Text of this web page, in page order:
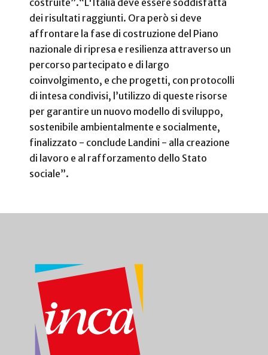
costruite”.“L'Italia deve essere soddisfatta
dei risultati raggiunti. Ora però si deve
affrontare la fase di costruzione del Piano
nazionale di ripresa e resilienza attraverso un
percorso partecipato e di largo
coinvolgimento, e che progetti, con protocolli
di intesa condivisi, l’utilizzo di queste risorse
per garantire un nuovo modello di sviluppo,
sostenibile ambientalmente e socialmente,
finalizzato - conclude Landini - alla creazione
di lavoro e al rafforzamento dello Stato
sociale”.